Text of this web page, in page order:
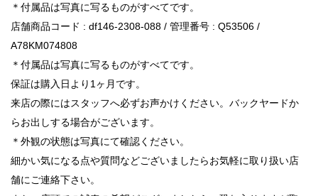
＊付属品は写真に写るものがすべてです。
店舗商品コード : df146-2308-088 / 管理番号 : Q53506 /
A78KM074808
＊付属品は写真に写るものがすべてです。
保証は購入日より1ヶ月です。
来店の際にはスタッフへ必ずお声かけください。バックヤードか
らお出しする場合がございます。
＊外観の状態は写真にて確認ください。
細かい気になる点や質問などございましたらお気軽に取り扱い店
舗にご連絡下さい。